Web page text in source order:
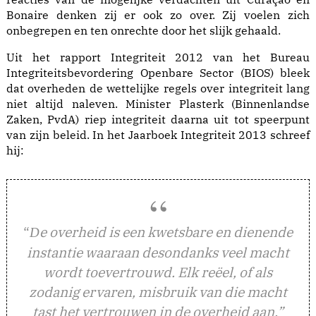
Bonaire denken zij er ook zo over. Zij voelen zich
onbegrepen en ten onrechte door het slijk gehaald.
Uit het rapport Integriteit 2012 van het Bureau
Integriteitsbevordering Openbare Sector (BIOS) bleek
dat overheden de wettelijke regels over integriteit lang
niet altijd naleven. Minister Plasterk (Binnenlandse
Zaken, PvdA) riep integriteit daarna uit tot speerpunt
van zijn beleid. In het Jaarboek Integriteit 2013 schreef
hij:
“De overheid is een kwetsbare en dienende
instantie waaraan desondanks veel macht
wordt toevertrouwd. Elk reëel, of als
zodanig ervaren, misbruik van die macht
tast het vertrouwen in de overheid aan.”